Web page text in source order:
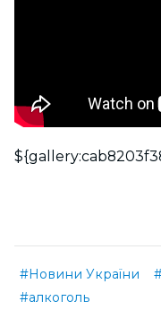
#Новини України
#алкоголь